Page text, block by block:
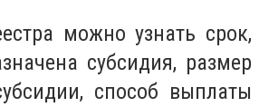
можно узнать срок,
субсидия, размер
способ выплаты